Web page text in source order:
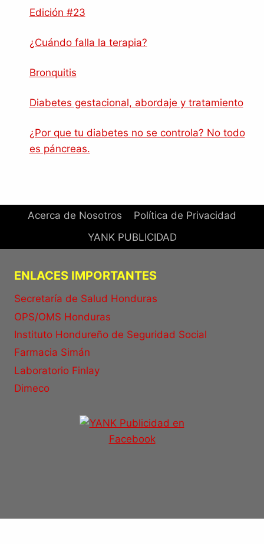
Edición #23
¿Cuándo falla la terapia?
Bronquitis
Diabetes gestacional, abordaje y tratamiento
¿Por que tu diabetes no se controla? No todo
es páncreas.
Acerca de Nosotros
Política de Privacidad
YANK PUBLICIDAD
ENLACES IMPORTANTES
Secretaría de Salud Honduras
OPS/OMS Honduras
Instituto Hondureño de Seguridad Social
Farmacia Simán
Laboratorio Finlay
Dimeco